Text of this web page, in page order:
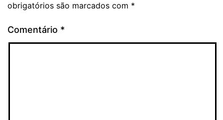
obrigatórios são marcados com *
Comentário *